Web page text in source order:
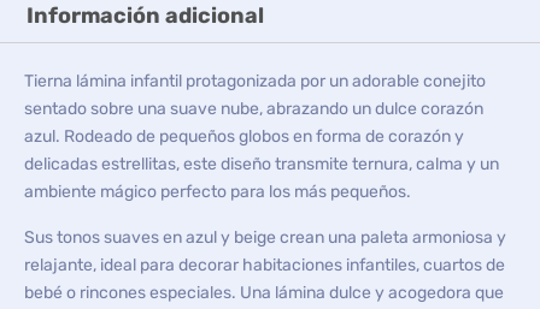
Información adicional
Tierna lámina infantil protagonizada por un adorable conejito
sentado sobre una suave nube, abrazando un dulce corazón
azul. Rodeado de pequeños globos en forma de corazón y
delicadas estrellitas, este diseño transmite ternura, calma y un
ambiente mágico perfecto para los más pequeños.
Sus tonos suaves en azul y beige crean una paleta armoniosa y
relajante, ideal para decorar habitaciones infantiles, cuartos de
bebé o rincones especiales. Una lámina dulce y acogedora que